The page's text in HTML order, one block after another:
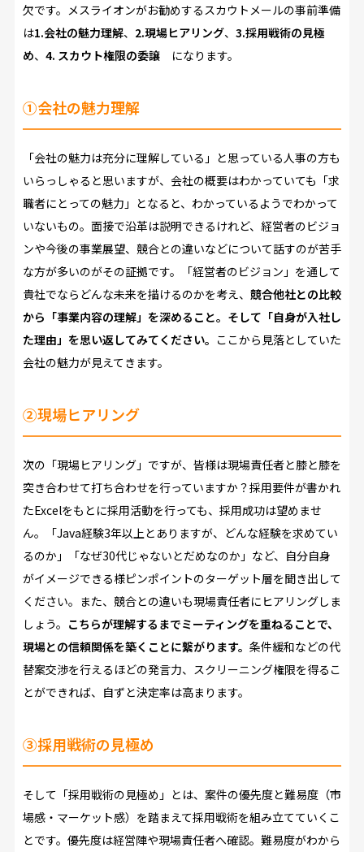
欠です。メスライオンがお勧めするスカウトメールの事前準備
は1.会社の魅力理解、 2.現場ヒアリング、 3.採用戦術の見極
め、 4. スカウト権限の委譲になります。
①会社の魅力理解
「会社の魅力は充分に理解している」と思っている人事の方も
いらっしゃると思いますが、会社の概要はわかっていても「求
職者にとっての魅力」となると、わかっているようでわかって
いないもの。面接で沿革は説明できるけれど、経営者のビジョ
ンや今後の事業展望、競合との違いなどについて話すのが苦手
な方が多いのがその証拠です。「経営者のビジョン」を通して
貴社でならどんな未来を描けるのかを考え、 競合他社との比較
から「事業内容の理解」を深めること。そして「自身が入社し
た理由」を思い返してみてください。 ここから見落としていた
会社の魅力が見えてきます。
②現場ヒアリング
次の「現場ヒアリング」ですが、皆様は現場責任者と膝と膝を
突き合わせて打ち合わせを行っていますか？採用要件が書かれ
たExcelをもとに採用活動を行っても、採用成功は望めませ
ん。「Java経験3年以上とありますが、どんな経験を求めてい
るのか」「なぜ30代じゃないとだめなのか」など、自分自身
がイメージできる様ピンポイントのターゲット層を聞き出して
ください。また、競合との違いも現場責任者にヒアリングしま
しょう。 こちらが理解するまでミーティングを重ねることで、
現場との信頼関係を築くことに繋がります。 条件緩和などの代
替案交渉を行えるほどの発言力、スクリーニング権限を得るこ
とができれば、自ずと決定率は高まります。
③採用戦術の見極め
そして「採用戦術の見極め」とは、案件の優先度と難易度（市
場感・マーケット感）を踏まえて採用戦術を組み立てていくこ
とです。優先度は経営陣や現場責任者へ確認。難易度がわから